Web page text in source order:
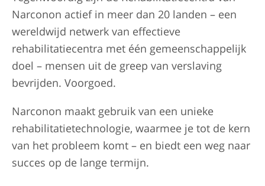
Narconon actief in meer dan 20 landen – een
wereldwijd netwerk van effectieve
rehabilitatiecentra met één gemeenschappelijk
doel – mensen uit de greep van verslaving
bevrijden. Voorgoed.
Narconon maakt gebruik van een unieke
rehabilitatietechnologie, waarmee je tot de kern
van het probleem komt – en biedt een weg naar
succes op de lange termijn.